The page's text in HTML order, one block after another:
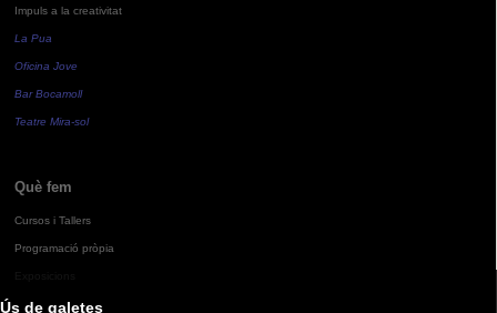
Ús de galetes
Impuls a la creativitat
La Pua
Oficina Jove
Bar Bocamoll
Teatre Mira-sol
Què fem
Cursos i Tallers
Programació pròpia